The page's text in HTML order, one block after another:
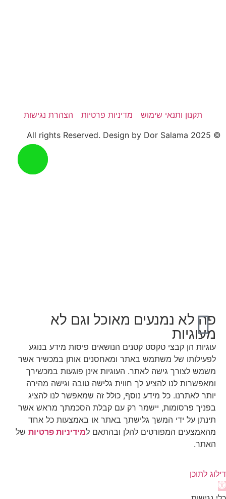
תקנון ותנאי שימוש מדיניות פרטיות
הצהרת נגישות
© 2025 All rights Reserved. Design by Dor Salama
פה לא נמנעים מאוכל וגם לא
מעוגיות
עוגיות הן קבצי טקסט קטנים הנושאים פיסות מידע בנוגע
לפעילותו של משתמש באתר ומאחסנים אותן במכשיר אשר
משמש לצורך גישה לאתר. העוגיות אינן פוגעות במכשירך
ומאפשרות לנו להציע לך חווית גלישה טובה וגישה מהירה
יותר לאתרנו. כל מידע נוסף, כולל זה שמאפשר לנו להציג
בפניך פרסומות, יישמר רק עם קבלת הסכמתך מראש אשר
תינתן על ידי המשך גלישתך באתר או באמצעות כל אחד
מהאמצעים המפורטים להלן ובהתאם למידיניות פרטיות של
האתר.
דילוג לתוכן
פתח